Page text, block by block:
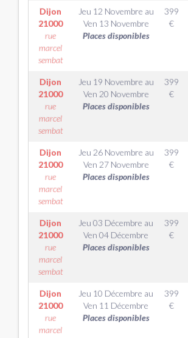
Dijon
21000
rue
marcel
sembat
Jeu 12 Novembre au
Ven 13 Novembre
Places disponibles
399
€
Dijon
21000
rue
marcel
sembat
Jeu 19 Novembre au
Ven 20 Novembre
Places disponibles
399
€
Dijon
21000
rue
marcel
sembat
Jeu 26 Novembre au
Ven 27 Novembre
Places disponibles
399
€
Dijon
21000
rue
marcel
sembat
Jeu 03 Décembre au
Ven 04 Décembre
Places disponibles
399
€
Dijon
21000
rue
marcel
Jeu 10 Décembre au
Ven 11 Décembre
Places disponibles
399
€